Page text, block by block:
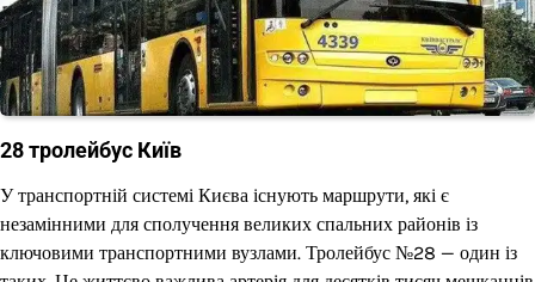
28 тролейбус Київ
У транспортній системі Києва існують маршрути, які є
незамінними для сполучення великих спальних районів із
ключовими транспортними вузлами. Тролейбус №28 — один із